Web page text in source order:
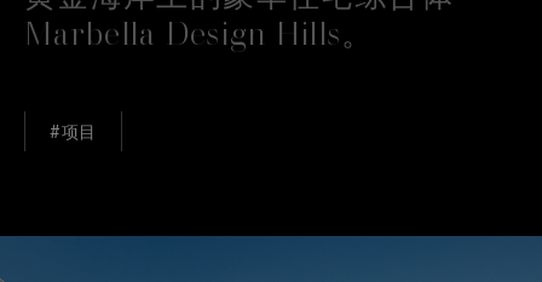
Marbella Design Hills。
#项目